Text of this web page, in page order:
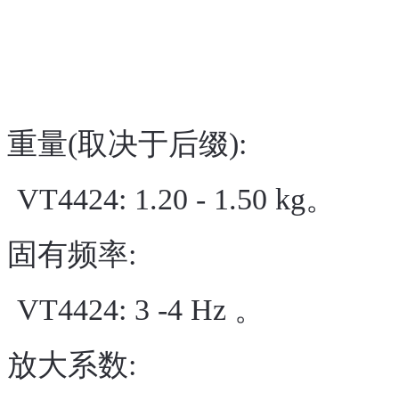
重量(取决于后缀):
VT4424: 1.20 - 1.50 kg。
固有频率:
VT4424: 3 -4 Hz 。
放大系数: